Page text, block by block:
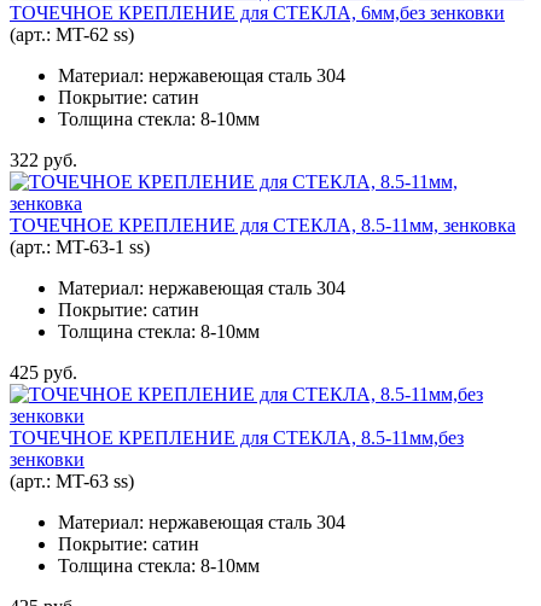
ТОЧЕЧНОЕ КРЕПЛЕНИЕ для СТЕКЛА, 6мм,без зенковки
(арт.: MT-62 ss)
Материал: нержавеющая сталь 304
Покрытие: сатин
Толщина стекла: 8-10мм
322 руб.
ТОЧЕЧНОЕ КРЕПЛЕНИЕ для СТЕКЛА, 8.5-11мм, зенковка
(арт.: MT-63-1 ss)
Материал: нержавеющая сталь 304
Покрытие: сатин
Толщина стекла: 8-10мм
425 руб.
ТОЧЕЧНОЕ КРЕПЛЕНИЕ для СТЕКЛА, 8.5-11мм,без
зенковки
(арт.: MT-63 ss)
Материал: нержавеющая сталь 304
Покрытие: сатин
Толщина стекла: 8-10мм